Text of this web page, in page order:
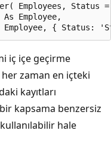
Employees,
As Employee,
iç içe geçirme
her zaman en içteki
kayıtları
kapsama benzersiz
hale